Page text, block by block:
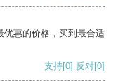
优惠的价格，买到最合适
支持[0] 反对[0]